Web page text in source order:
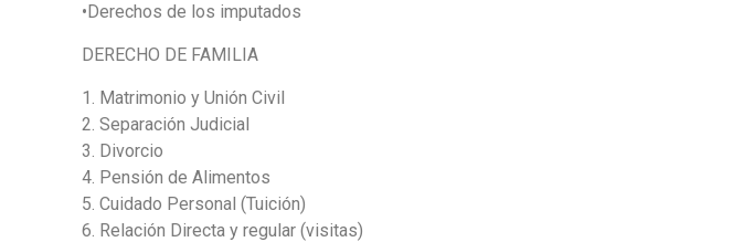
•Derechos de los imputados
DERECHO DE FAMILIA
1. Matrimonio y Unión Civil
2. Separación Judicial
3. Divorcio
4. Pensión de Alimentos
5. Cuidado Personal (Tuición)
6. Relación Directa y regular (visitas)